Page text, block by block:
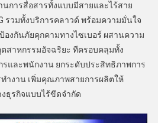
นการสื่อสารทั้งแบบมีสายและไร้สาย
รวมทั้งบริการคลาวด์ พร้อมความมั่นใจ
งกันภัยคุกคามทางไซเบอร์ ผสานความ
สาหกรรมอัจฉริยะ ทีครอบคลุมทั้ง
รและพนักงาน ยกระดับประสิทธิภาพการ
ำงาน เพิ่มคุณภาพสายการผลิตให้
ธุรกิจแบบไร้ขีดจำกัด